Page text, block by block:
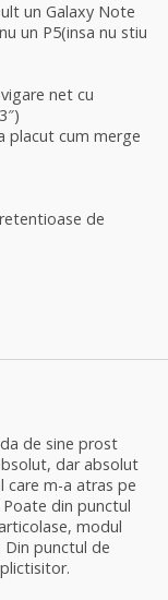
un Galaxy Note
un P5(insa nu stiu
net cu
placut cum merge
de
de sine prost
dar absolut
care m-a atras pe
din punctul
modul
punctul de